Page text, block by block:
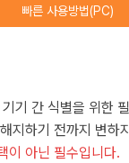
빠른 사용방법(PC)
기 간 식별을 위한
지하기 전까지 변하
이 아닌 필수입니다.